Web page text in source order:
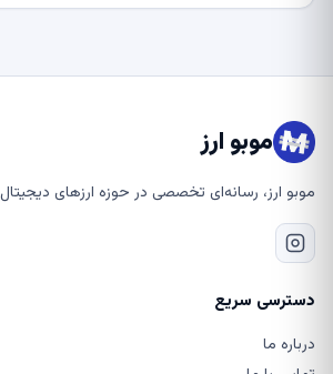
موبو ارز
موبو ارز، رسانه‌ای تخصصی در حوزه ارزهای
دسترسی سریع
درباره ما